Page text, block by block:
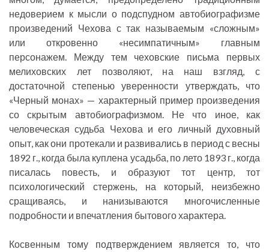
недоверием к мысли о подспудном автобиографизме
произведений Чехова с так называемым «сложным»
или откровенно «несимпатичным» главным
персонажем. Между тем чеховские письма первых
мелиховских лет позволяют, на наш взгляд, с
достаточной степенью уверенности утверждать, что
«Черный монах» — характерный пример произведения
со скрытым автобиографизмом. Не что иное, как
человеческая судьба Чехова и его личный духовный
опыт, как они протекали и развивались в период с весны
1892 г., когда была куплена усадьба, по лето 1893 г., когда
писалась повесть, и образуют тот центр, тот
психологический стержень, на который, неизбежно
сращиваясь, и нанизываются многочисленные
подробности и впечатления бытового характера.
Косвенным тому подтверждением является то, что